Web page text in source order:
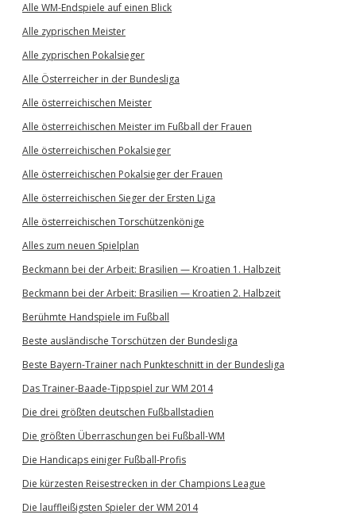
Alle WM-Endspiele auf einen Blick
Alle zyprischen Meister
Alle zyprischen Pokalsieger
Alle Österreicher in der Bundesliga
Alle österreichischen Meister
Alle österreichischen Meister im Fußball der Frauen
Alle österreichischen Pokalsieger
Alle österreichischen Pokalsieger der Frauen
Alle österreichischen Sieger der Ersten Liga
Alle österreichischen Torschützenkönige
Alles zum neuen Spielplan
Beckmann bei der Arbeit: Brasilien — Kroatien 1. Halbzeit
Beckmann bei der Arbeit: Brasilien — Kroatien 2. Halbzeit
Berühmte Handspiele im Fußball
Beste ausländische Torschützen der Bundesliga
Beste Bayern-Trainer nach Punkteschnitt in der Bundesliga
Das Trainer-Baade-Tippspiel zur WM 2014
Die drei größten deutschen Fußballstadien
Die größten Überraschungen bei Fußball-WM
Die Handicaps einiger Fußball-Profis
Die kürzesten Reisestrecken in der Champions League
Die lauffleißigsten Spieler der WM 2014